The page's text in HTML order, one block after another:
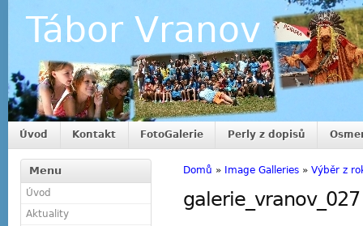
Tábor Vranov
Úvod Kontakt FotoGalerie Perly z dopisů
Menu
Úvod
Aktuality
Domů » Image Galleries » Výběr z
galerie_vranov_027